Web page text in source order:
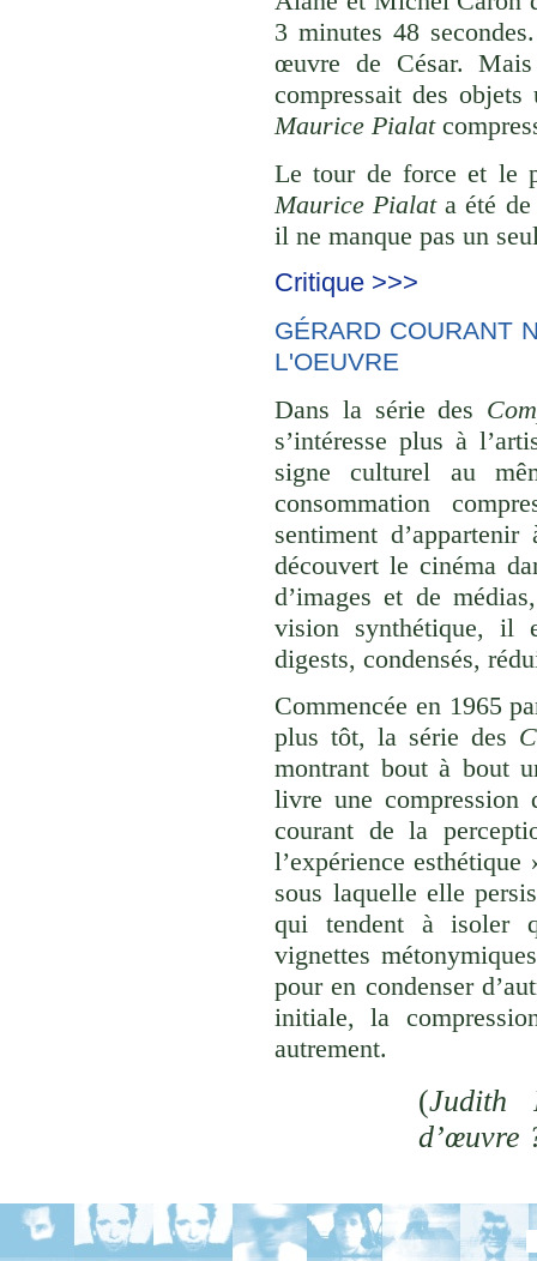
3 minutes 48
œuvre de César.
compressait des
Maurice Pialat
Le tour de force et le
Maurice Pialata été de
il ne manque pas un
Critique >>>
GÉRARD COURANT
L'OEUVRE
Dans la série des
s’intéresse plus à
signe culturel au
consommation
sentiment
découvert le cinéma
d’images et de
vision synthétique, il
digests, condensés,
Commencée en 1965
plus tôt, la série des
montrant bout à bout
livre une compression
courant de la
l’expérience
sous laquelle elle
qui tendent à isoler
vignettes
pour en condenser
initiale, la
autrement.
(Judith
d’œuvre